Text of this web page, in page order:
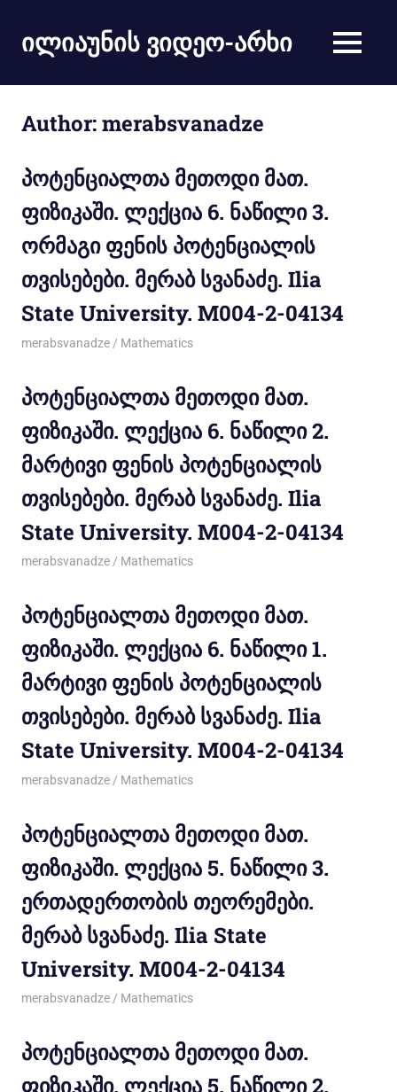
ილიაუნის ვიდეო-არხი
Author:merabsvanadze
პოტენციალთა მეთოდი მათ.
ფიზიკაში. ლექცია 6. ნაწილი 3.
ორმაგი ფენის პოტენციალის
თვისებები. მერაბ სვანაძე. Ilia
State University. M004-2-04134
11/12/2011
merabsvanadze Mathematics
პოტენციალთა მეთოდი მათ.
ფიზიკაში. ლექცია 6. ნაწილი 2.
მარტივი ფენის პოტენციალის
თვისებები. მერაბ სვანაძე. Ilia
State University. M004-2-04134
11/12/2011
merabsvanadze Mathematics
პოტენციალთა მეთოდი მათ.
ფიზიკაში. ლექცია 6. ნაწილი 1.
მარტივი ფენის პოტენციალის
თვისებები. მერაბ სვანაძე. Ilia
State University. M004-2-04134
11/12/2011
merabsvanadze Mathematics
პოტენციალთა მეთოდი მათ.
ფიზიკაში. ლექცია 5. ნაწილი 3.
ერთადერთობის თეორემები.
მერაბ სვანაძე. Ilia State
University. M004-2-04134
11/12/2011
merabsvanadze Mathematics
პოტენციალთა მეთოდი მათ.
ფიზიკაში. ლექცია 5. ნაწილი 2.